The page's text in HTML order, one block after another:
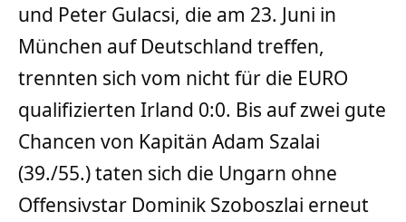
und Peter Gulacsi, die am 23. Juni in
München auf Deutschland treffen,
trennten sich vom nicht für die EURO
qualifizierten Irland 0:0. Bis auf zwei gute
Chancen von Kapitän Adam Szalai
(39./55.) taten sich die Ungarn ohne
Offensivstar Dominik Szoboszlai erneut